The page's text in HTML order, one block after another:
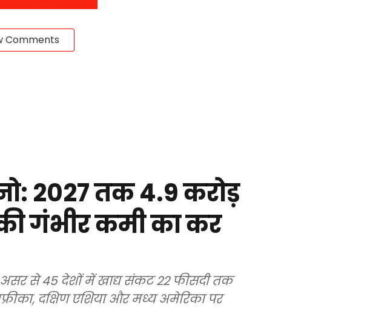
Comments
2027 तक 4.9 करोड़
गंभीर कमी का कर
से 45 देशों में खाद्य संकट 22 फीसदी तक
दक्षिण एशिया और मध्य अमेरिका पर